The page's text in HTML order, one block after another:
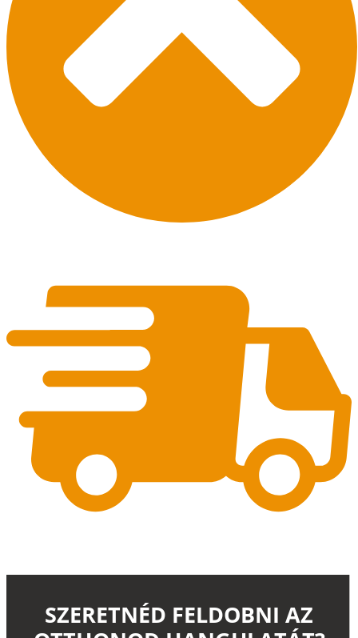
SZERETNÉD FELDOBNI AZ